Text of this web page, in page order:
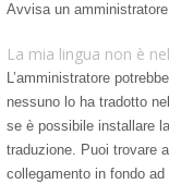
Avvisa un
La mia lingua non è
L’amministratore
nessuno lo ha tradotto
se è possibile installare
traduzione. Puoi trovare
collegamento in fondo ad